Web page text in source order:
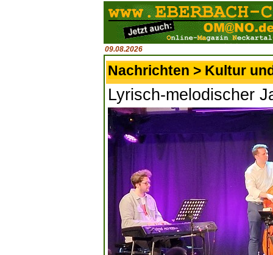
09.08.2026
Nachrichten > Kultur
Lyrisch-melodischer